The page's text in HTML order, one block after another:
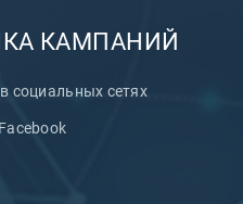
КАМПАНИЙ
социальных сетях
Instagram